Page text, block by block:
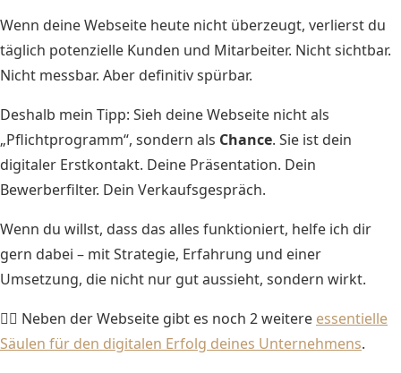
Wenn deine Webseite heute nicht überzeugt, verlierst du
täglich potenzielle Kunden und Mitarbeiter. Nicht sichtbar.
Nicht messbar. Aber definitiv spürbar.
Deshalb mein Tipp: Sieh deine Webseite nicht als
„Pflichtprogramm“, sondern als Chance. Sie ist dein
digitaler Erstkontakt. Deine Präsentation. Dein
Bewerberfilter. Dein Verkaufsgespräch.
Wenn du willst, dass das alles funktioniert, helfe ich dir
gern dabei – mit Strategie, Erfahrung und einer
Umsetzung, die nicht nur gut aussieht, sondern wirkt.
👉🏻 Neben der Webseite gibt es noch 2 weitere essentielle
Säulen für den digitalen Erfolg deines Unternehmens.